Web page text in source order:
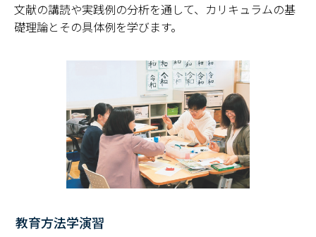
文献の講読や実践例の分析を通して、カリキュラムの基
礎理論とその具体例を学びます。
教育方法学演習